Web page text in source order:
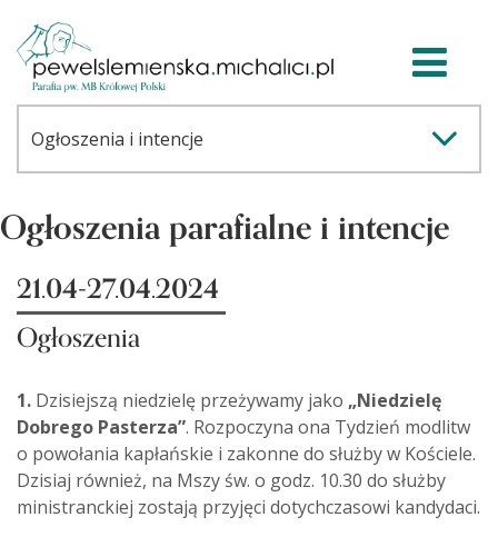
Ogłoszenia parafialne i intencje
21.04-27.04.2024
Ogłoszenia
1. Dzisiejszą niedzielę przeżywamy jako „Niedzielę
Dobrego Pasterza”. Rozpoczyna ona Tydzień modlitw
o powołania kapłańskie i zakonne do służby w Kościele.
Dzisiaj również, na Mszy św. o godz. 10.30 do służby
ministranckiej zostają przyjęci dotychczasowi kandydaci.